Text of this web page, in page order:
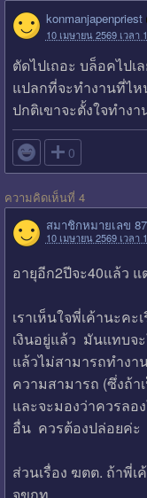
konmanjapenpriest
10 เมษายน 2569 เวลา
ตัดไปเถอะ บล็อคไปเ
แปลกที่จะทำงานที่ไห
ปกติเขาจะตั้งใจทำงา
 0
ความคิดเห็นที่ 4
สมาชิกหมายเลข
10 เมษายน 2569 เวลา
อายุอีก2ปีจะ40แล้ว
เราเห็นใจพี่เค้านะค
เงินอยู่แล้ว มันแทบจ
แล้วไม่สามารถ​ทำงา
ความสามารถ​ (ซึ่งถ้า
และจะมองว่าควรล
อื่น ควรต้องปล่อยค่ะ
ส่วนเรื่อง ฆตต. ถ้าพี่
จขกท.